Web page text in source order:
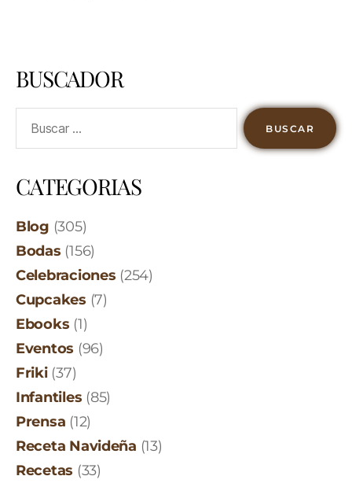
BUSCADOR
CATEGORIAS
Blog (305)
Bodas (156)
Celebraciones (254)
Cupcakes (7)
Ebooks (1)
Eventos (96)
Friki(37)
Infantiles (85)
Prensa (12)
Receta Navideña (13)
Recetas (33)